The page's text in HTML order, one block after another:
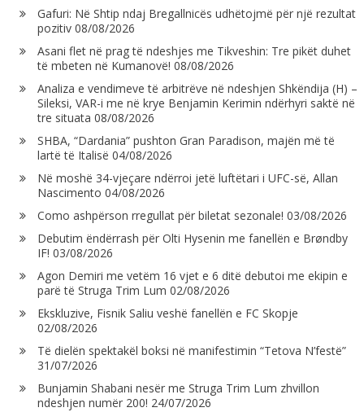
Gafuri: Në Shtip ndaj Bregallnicës udhëtojmë për një rezultat
pozitiv 08/08/2026
Asani flet në prag të ndeshjes me Tikveshin: Tre pikët duhet
të mbeten në Kumanovë! 08/08/2026
Analiza e vendimeve të arbitrëve në ndeshjen Shkëndija (H) –
Sileksi, VAR-i me në krye Benjamin Kerimin ndërhyri saktë në
tre situata 08/08/2026
SHBA, “Dardania” pushton Gran Paradison, majën më të
lartë të Italisë 04/08/2026
Në moshë 34-vjeçare ndërroi jetë luftëtari i UFC-së, Allan
Nascimento 04/08/2026
Como ashpërson rregullat për biletat sezonale! 03/08/2026
Debutim ëndërrash për Olti Hysenin me fanellën e Brøndby
IF! 03/08/2026
Agon Demiri me vetëm 16 vjet e 6 ditë debutoi me ekipin e
parë të Struga Trim Lum 02/08/2026
Ekskluzive, Fisnik Saliu veshë fanellën e FC Skopje
02/08/2026
Të dielën spektakël boksi në manifestimin “Tetova N’festë”
31/07/2026
Bunjamin Shabani nesër me Struga Trim Lum zhvillon
ndeshjen numër 200! 24/07/2026